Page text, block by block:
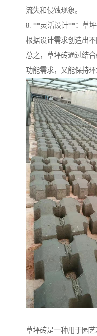
流失和侵蚀现象。
8. **灵活设计**：草
根据设计需求创造出不
总之，草坪砖通过结
功能需求，又能保持环
草坪砖是一种用于园